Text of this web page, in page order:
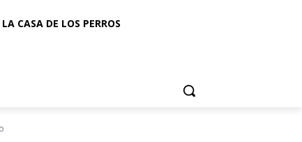
LA CASA DE LOS PERROS